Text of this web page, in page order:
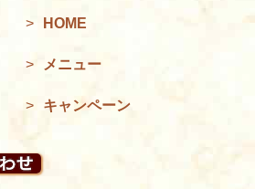
> HOME
> メニュー
> キャンペーン